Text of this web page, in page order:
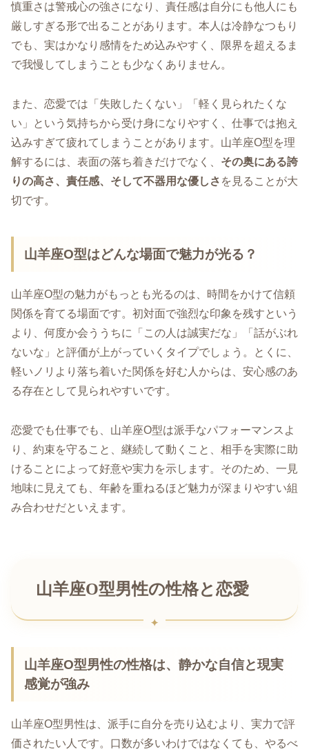
慎重さは警戒心の強さになり、責任感は自分にも他人にも
厳しすぎる形で出ることがあります。本人は冷静なつもり
でも、実はかなり感情をため込みやすく、限界を超えるま
で我慢してしまうことも少なくありません。
また、恋愛では「失敗したくない」「軽く見られたくな
い」という気持ちから受け身になりやすく、仕事では抱え
込みすぎて疲れてしまうことがあります。山羊座O型を理
解するには、表面の落ち着きだけでなく、 その奥にある誇
りの高さ、責任感、そして不器用な優しさ を見ることが大
切です。
山羊座O型はどんな場面で魅力が光る？
山羊座O型の魅力がもっとも光るのは、時間をかけて信頼
関係を育てる場面です。初対面で強烈な印象を残すという
より、何度か会ううちに「この人は誠実だな」「話がぶれ
ないな」と評価が上がっていくタイプでしょう。とくに、
軽いノリより落ち着いた関係を好む人からは、安心感のあ
る存在として見られやすいです。
恋愛でも仕事でも、山羊座O型は派手なパフォーマンスよ
り、約束を守ること、継続して動くこと、相手を実際に助
けることによって好意や実力を示します。そのため、一見
地味に見えても、年齢を重ねるほど魅力が深まりやすい組
み合わせだといえます。
山羊座O型男性の性格と恋愛
山羊座O型男性の性格は、静かな自信と現実
感覚が強み
山羊座O型男性は、派手に自分を売り込むより、実力で評
価されたい人です。口数が多いわけではなくても、やるべ